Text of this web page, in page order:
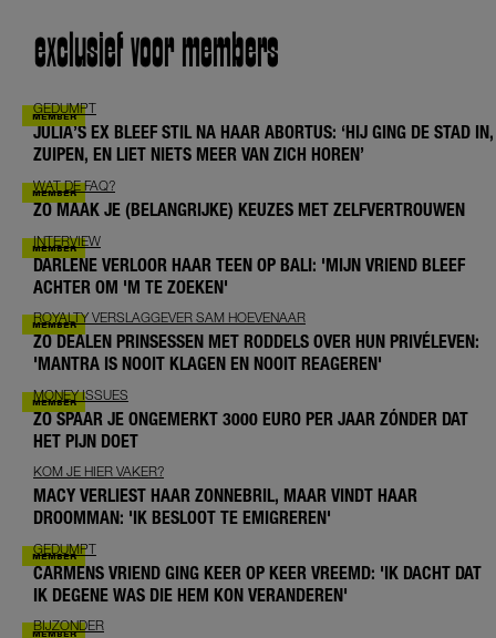
exclusief voor members
GEDUMPT
JULIA’S EX BLEEF STIL NA HAAR ABORTUS: ‘HIJ GING DE STAD IN,
ZUIPEN, EN LIET NIETS MEER VAN ZICH HOREN’
WAT DE FAQ?
ZO MAAK JE (BELANGRIJKE) KEUZES MET ZELFVERTROUWEN
INTERVIEW
DARLENE VERLOOR HAAR TEEN OP BALI: 'MIJN VRIEND BLEEF
ACHTER OM 'M TE ZOEKEN'
ROYALTY VERSLAGGEVER SAM HOEVENAAR
ZO DEALEN PRINSESSEN MET RODDELS OVER HUN PRIVÉLEVEN:
'MANTRA IS NOOIT KLAGEN EN NOOIT REAGEREN'
MONEY ISSUES
ZO SPAAR JE ONGEMERKT 3000 EURO PER JAAR ZÓNDER DAT
HET PIJN DOET
KOM JE HIER VAKER?
MACY VERLIEST HAAR ZONNEBRIL, MAAR VINDT HAAR
DROOMMAN: 'IK BESLOOT TE EMIGREREN'
GEDUMPT
CARMENS VRIEND GING KEER OP KEER VREEMD: 'IK DACHT DAT
IK DEGENE WAS DIE HEM KON VERANDEREN'
BIJZONDER